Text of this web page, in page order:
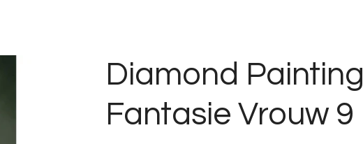
Diamond Painting
Fantasie Vrouw 9